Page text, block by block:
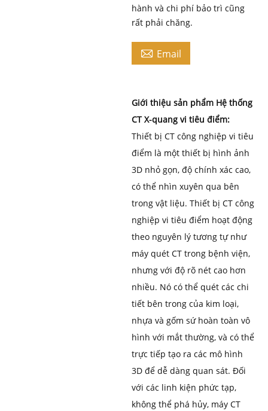
hành và chi phí bảo trì cũng
rất phải chăng.
 Email
Giới thiệu sản phẩm Hệ thống
CT X-quang vi tiêu điểm:
Thiết bị CT công nghiệp vi tiêu
điểm là một thiết bị hình ảnh
3D nhỏ gọn, độ chính xác cao,
có thể nhìn xuyên qua bên
trong vật liệu. Thiết bị CT công
nghiệp vi tiêu điểm hoạt động
theo nguyên lý tương tự như
máy quét CT trong bệnh viện,
nhưng với độ rõ nét cao hơn
nhiều. Nó có thể quét các chi
tiết bên trong của kim loại,
nhựa và gốm sứ hoàn toàn vô
hình với mắt thường, và có thể
trực tiếp tạo ra các mô hình
3D để dễ dàng quan sát. Đối
với các linh kiện phức tạp,
không thể phá hủy, máy CT